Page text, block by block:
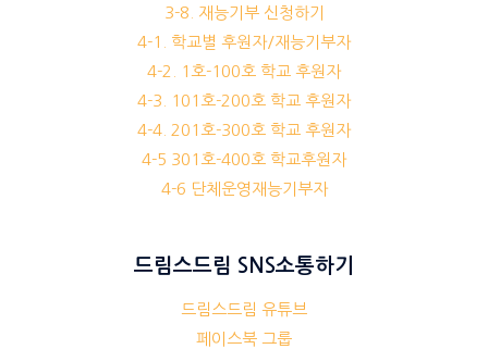
3-8. 재능기부 신청하기
4-1. 학교별 후원자/재능기부자
4-2. 1호-100호 학교 후원자
4-3. 101호-200호 학교 후원자
4-4. 201호-300호 학교 후원자
4-5 301호-400호 학교후원자
4-6 단체운영재능기부자
드림스드림 SNS소통하기
드림스드림 유튜브
페이스북 그룹